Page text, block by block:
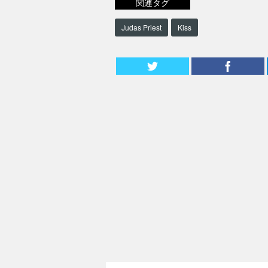
関連タグ
Judas Priest Kiss